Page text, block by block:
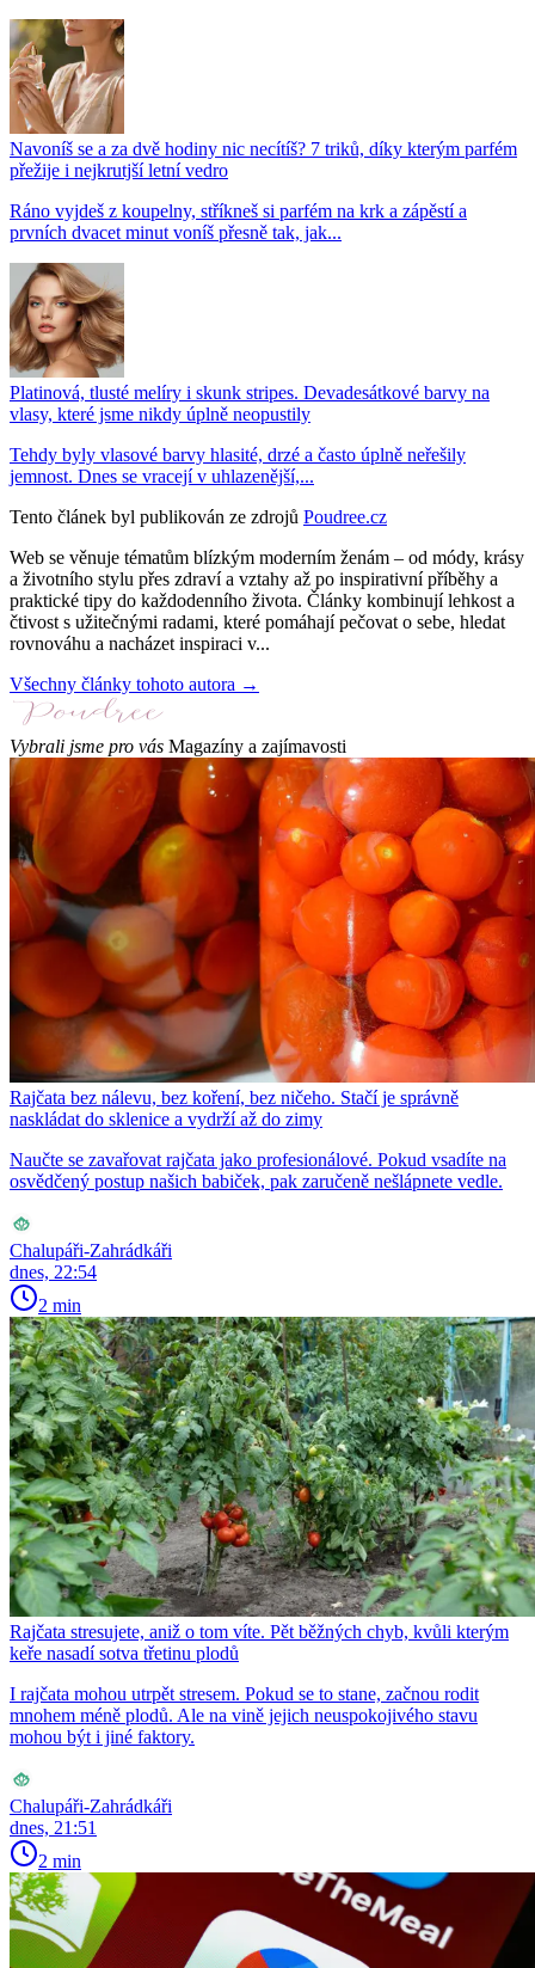
Navoníš se a za dvě hodiny nic necítíš? 7 triků, díky kterým parfém
přežije i nejkrutjší letní vedro
Ráno vyjdeš z koupelny, stříkneš si parfém na krk a zápěstí a
prvních dvacet minut voníš přesně tak, jak...
Platinová, tlusté melíry i skunk stripes. Devadesátkové barvy na
vlasy, které jsme nikdy úplně neopustily
Tehdy byly vlasové barvy hlasité, drzé a často úplně neřešily
jemnost. Dnes se vracejí v uhlazenější,...
Tento článek byl publikován ze zdrojů Poudree.cz
Web se věnuje tématům blízkým moderním ženám – od módy, krásy
a životního stylu přes zdraví a vztahy až po inspirativní příběhy a
praktické tipy do každodenního života. Články kombinují lehkost a
čtivost s užitečnými radami, které pomáhají pečovat o sebe, hledat
rovnováhu a nacházet inspiraci v...
Všechny články tohoto autora →
Vybrali jsme pro vás Magazíny a zajímavosti
Rajčata bez nálevu, bez koření, bez ničeho. Stačí je správně
naskládat do sklenice a vydrží až do zimy
Naučte se zavařovat rajčata jako profesionálové. Pokud vsadíte na
osvědčený postup našich babiček, pak zaručeně nešlápnete vedle.
Chalupáři-Zahrádkáři
dnes, 22:54
2 min
Rajčata stresujete, aniž o tom víte. Pět běžných chyb, kvůli kterým
keře nasadí sotva třetinu plodů
I rajčata mohou utrpět stresem. Pokud se to stane, začnou rodit
mnohem méně plodů. Ale na vině jejich neuspokojivého stavu
mohou být i jiné faktory.
Chalupáři-Zahrádkáři
dnes, 21:51
2 min